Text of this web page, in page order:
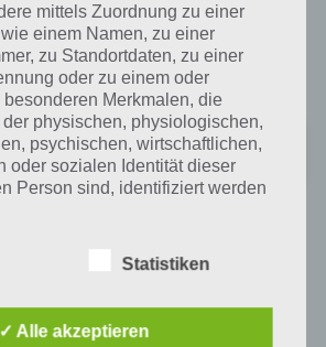
die App kostenlos erhältlich. Dabei wird
benötigt, wodurch auch ältere Modelle die
Deutschland
die Media Markt App ab iOS 7 zum Download
diese aber nicht allzu gut weg. Mit 2,5
mittels Zuordnung zu einer
einem Namen, zu einer
zu Standortdaten, zu einer
oder zu einem oder
besonderen Merkmalen, die
physischen, physiologischen,
psychischen, wirtschaftlichen,
oder sozialen Identität dieser
Person sind, identifiziert werden
Person ist jede identifizierte oder
Statistiken
✓ Alle akzeptieren